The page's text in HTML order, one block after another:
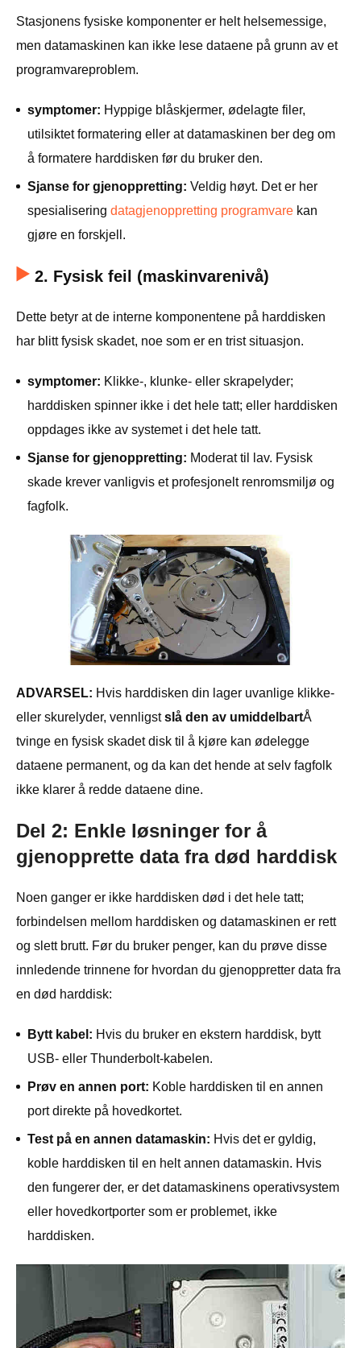
Stasjonens fysiske komponenter er helt helsemessige,
men datamaskinen kan ikke lese dataene på grunn av et
programvareproblem.
symptomer: Hyppige blåskjermer, ødelagte filer,
utilsiktet formatering eller at datamaskinen ber deg om
å formatere harddisken før du bruker den.
Sjanse for gjenoppretting: Veldig høyt. Det er her
spesialisering datagjenoppretting programvare kan
gjøre en forskjell.
2. Fysisk feil (maskinvarenivå)
Dette betyr at de interne komponentene på harddisken
har blitt fysisk skadet, noe som er en trist situasjon.
symptomer: Klikke-, klunke- eller skrapelyder;
harddisken spinner ikke i det hele tatt; eller harddisken
oppdages ikke av systemet i det hele tatt.
Sjanse for gjenoppretting: Moderat til lav. Fysisk
skade krever vanligvis et profesjonelt renromsmiljø og
fagfolk.
ADVARSEL: Hvis harddisken din lager uvanlige klikke-
eller skurelyder, vennligstslå den av umiddelbartÅ
tvinge en fysisk skadet disk til å kjøre kan ødelegge
dataene permanent, og da kan det hende at selv fagfolk
ikke klarer å redde dataene dine.
Del 2: Enkle løsninger for å
gjenopprette data fra død harddisk
Noen ganger er ikke harddisken død i det hele tatt;
forbindelsen mellom harddisken og datamaskinen er rett
og slett brutt. Før du bruker penger, kan du prøve disse
innledende trinnene for hvordan du gjenoppretter data fra
en død harddisk:
Bytt kabel: Hvis du bruker en ekstern harddisk, bytt
USB- eller Thunderbolt-kabelen.
Prøv en annen port: Koble harddisken til en annen
port direkte på hovedkortet.
Test på en annen datamaskin: Hvis det er gyldig,
koble harddisken til en helt annen datamaskin. Hvis
den fungerer der, er det datamaskinens operativsystem
eller hovedkortporter som er problemet, ikke
harddisken.